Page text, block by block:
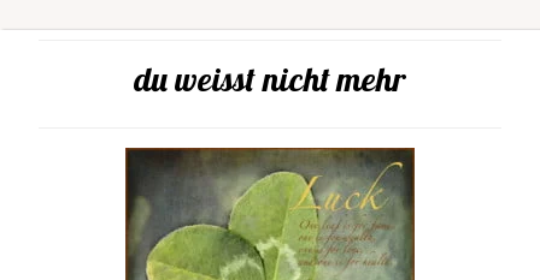
du weisst nicht mehr